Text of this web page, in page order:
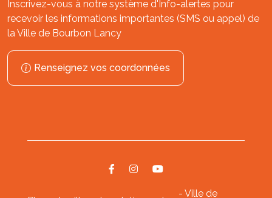
Inscrivez-vous à notre système d'Info-alertes pour
recevoir les informations importantes (SMS ou appel) de
la Ville de Bourbon Lancy
Renseignez vos coordonnées
- Ville de